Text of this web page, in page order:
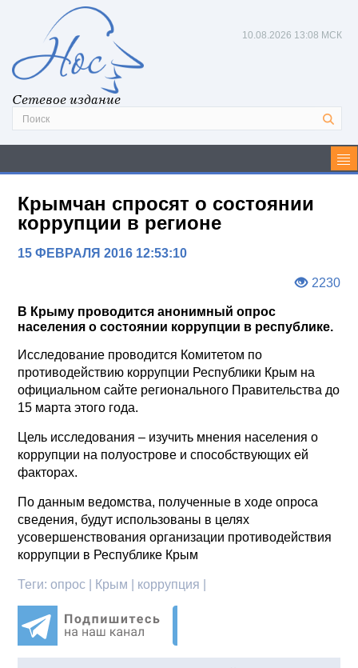
Сетевое издание
10.08.2026 13:08 МСК
Крымчан спросят о состоянии
коррупции в регионе
15 ФЕВРАЛЯ 2016 12:53:10
2230
В Крыму проводится анонимный опрос
населения о состоянии коррупции в республике.
Исследование проводится Комитетом по
противодействию коррупции Республики Крым на
официальном сайте регионального Правительства до
15 марта этого года.
Цель исследования – изучить мнения населения о
коррупции на полуострове и способствующих ей
факторах.
По данным ведомства, полученные в ходе опроса
сведения, будут использованы в целях
усовершенствования организации противодействия
коррупции в Республике Крым
Теги:опрос | Крым | коррупция |